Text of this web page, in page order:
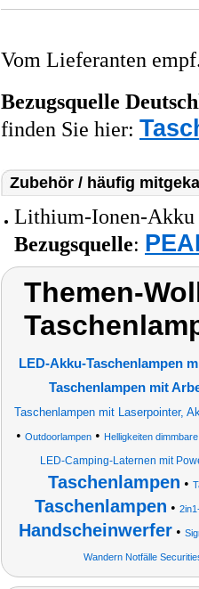
Vom Lieferanten
Bezugsquelle
finden Sie hier:
Zubehör / häufig
Lithium-Ionen-Akku
Bezugsquelle:
Themen-
LED-Akku-Taschenlampen
Taschenlampen mit
Taschenlampen mit Laserpointer,
• Outdoorlampen• Helligkeiten
LED-Camping-Laternen mit
Taschenlampen •
Taschenlampen •
Handscheinwerfer•
Wandern Notfälle